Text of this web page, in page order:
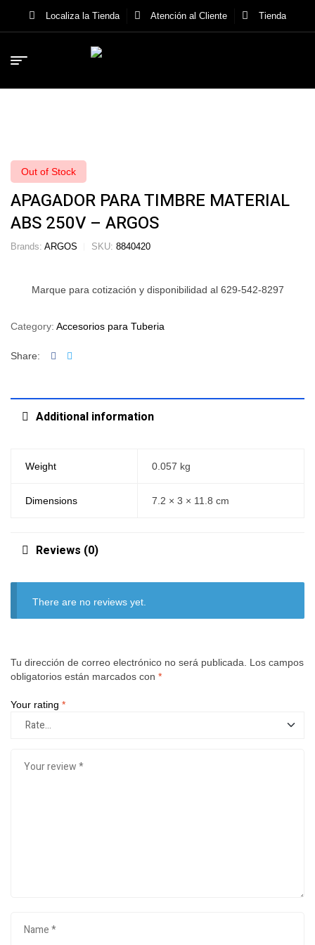
Localiza la Tienda Atención al Cliente Tienda
Out of Stock
APAGADOR PARA TIMBRE MATERIAL
ABS 250V – ARGOS
Brands: ARGOS SKU: 8840420
Marque para cotización y disponibilidad al 629-542-8297
Category: Accesorios para Tuberia
Share: Facebook
Additional information
Weight 0.057 kg
Dimensions 7.2 × 3 × 11.8 cm
Reviews (0)
There are no reviews yet.
Tu dirección de correo electrónico no será publicada.
Los campos
obligatorios están marcados con *
Your rating *